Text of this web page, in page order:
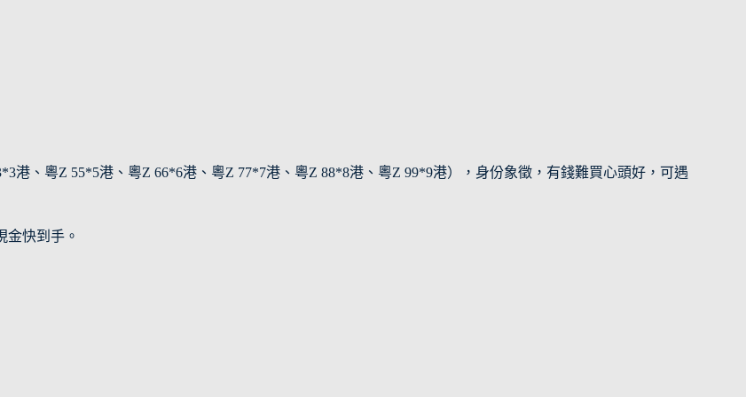
港、粵Z 55*5港、粵Z 66*6港、粵Z 77*7港、粵Z 88*8港、粵Z 99*9港），身份象徵，有錢難買心頭好，可遇
金快到手。